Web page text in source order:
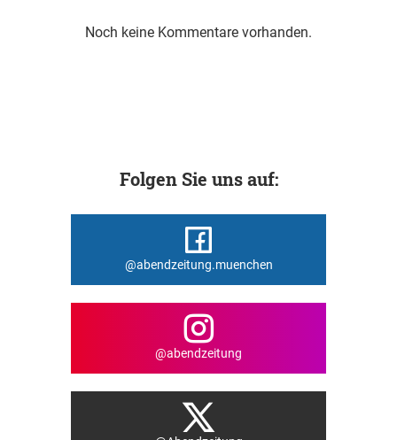
Noch keine Kommentare vorhanden.
Folgen Sie uns auf:
@abendzeitung.muenchen
@abendzeitung